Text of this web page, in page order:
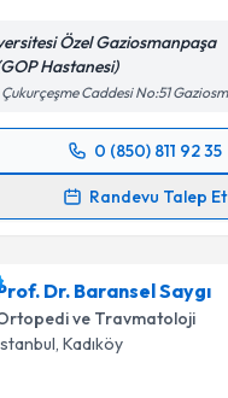
Özel Gaziosmanpaşa
Hastanesi)
Caddesi No:51
0 (850) 811 92 35
Randevu Talep Et
Takvimi Talebi
hazırlandığında e-posta ile
Adresiniz
Dr. Baransel Saygı
ve Travmatoloji
, Kadıköy